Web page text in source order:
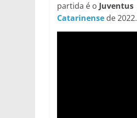
partida é o Juventus
Catarinense de 2022.